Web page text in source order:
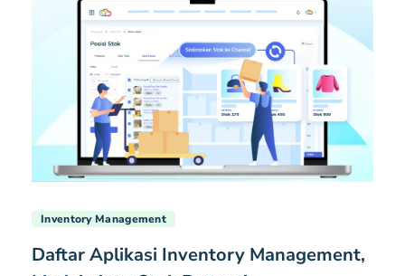
Inventory Management
Daftar Aplikasi Inventory Management,